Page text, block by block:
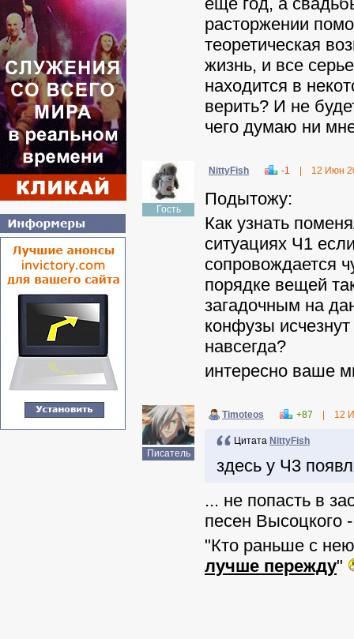
расторжении
теоретическая
жизнь, и все
находится в
верить? И не
чего думаю ни
Гость
NittyFish -1 12 Июн
Подытожу:
Как узнать
ситуациях Ч1
сопровождается
порядке вещей
загадочным на
конфузы
навсегда?
интересно ваше
Писатель
Timoteos +87 12
Цитата NittyFish
здесь у Ч3
... не попасть в
песен Высоцкого -
"Кто раньше с
лучше пережду"